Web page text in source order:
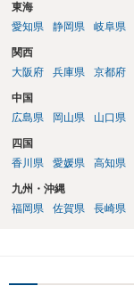
東海
愛知県
静岡県 岐阜県
関西
大阪府
兵庫県 京都府
中国
広島県
岡山県 山口県
四国
香川県
愛媛県 高知県
九州・沖縄
福岡県
佐賀県 長崎県